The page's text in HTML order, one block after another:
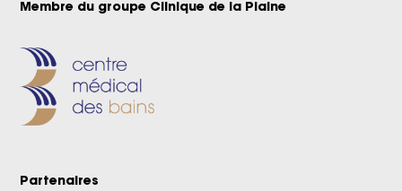
Membre du groupe Clinique de la Plaine
Partenaires